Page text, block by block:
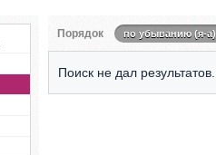
Порядок по убыванию (я-а)
Поиск не дал результатов.